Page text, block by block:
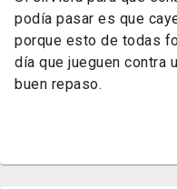
podía pasar es que
porque esto de todas
día que jueguen contra
buen repaso.